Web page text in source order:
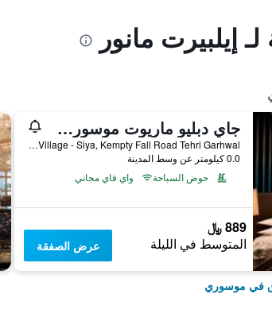
إيلبيرت مانور
جاي دبليو ماريوت موسوري وولنت جروف ريزورت آند سبا
Village - Siya, Kempty Fall Road Tehri Garhwal, موسوري, الهند
0.0 كيلومتر عن وسط المدينة
حوض السباحة
واي فاي مجاني
889 ﷼
المتوسط في الليلة عرض الصفقة
في موسوري